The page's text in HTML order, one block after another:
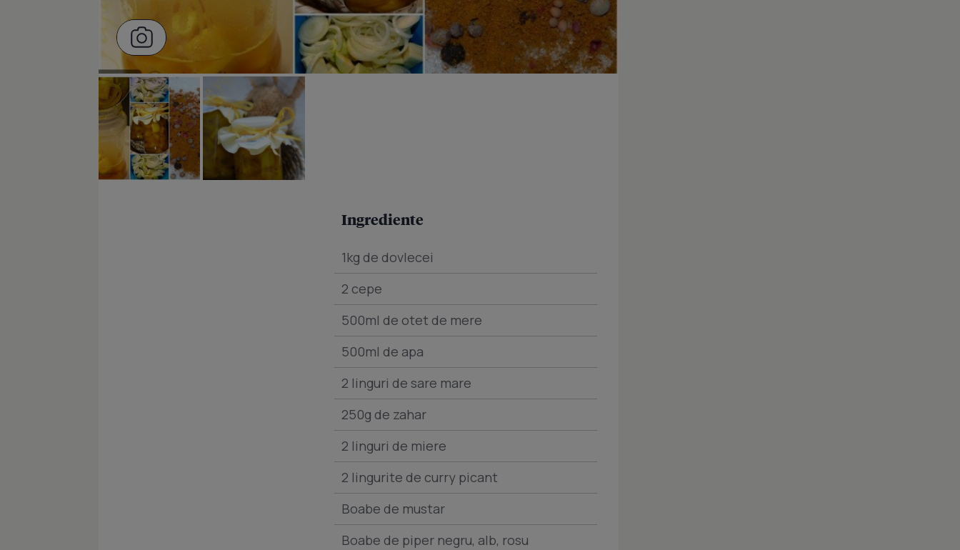
Ingrediente
1kg de dovlecei
2 cepe
500ml de otet de mere
500ml de apa
2 linguri de sare mare
250g de zahar
2 linguri de miere
2 lingurite de curry picant
Boabe de mustar
Boabe de piper negru, alb, rosu